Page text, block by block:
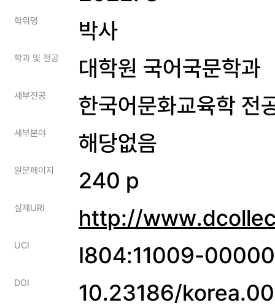
학위명 박사
학과 및 전공 대학원 국어국문학과
세부전공 한국어문화교육학 전
세부분야 해당없음
원문페이지 240 p
실제URI http://
UCI I804:11009-
DOI 10.23186/